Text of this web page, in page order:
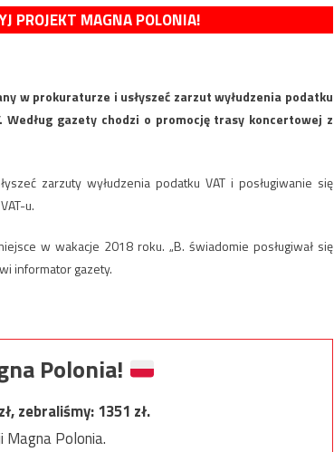
PROJEKT MAGNA POLONIA!
w prokuraturze i usłyszeć zarzut wyłudzenia podatku
Według gazety chodzi o promocję trasy koncertowej z
zarzuty wyłudzenia podatku VAT i posługiwanie się
u.
w wakacje 2018 roku. „B. świadomie posługiwał się
informator gazety.
Polonia!
zł, zebraliśmy:1351 zł.
Polonia.